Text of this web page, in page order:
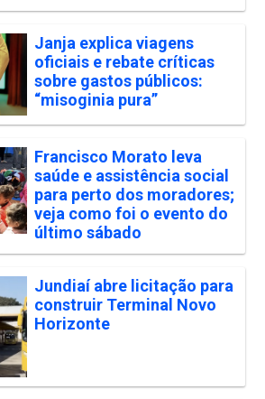
Janja explica viagens
oficiais e rebate críticas
sobre gastos públicos:
“misoginia pura”
Francisco Morato leva
saúde e assistência social
para perto dos moradores;
veja como foi o evento do
último sábado
Jundiaí abre licitação para
construir Terminal Novo
Horizonte